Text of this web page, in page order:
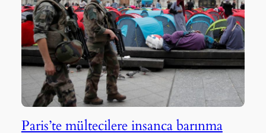
Paris’te mültecilere insanca barınma